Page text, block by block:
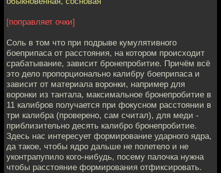
[поправляет очки]
Соль в том что при подрыве кумулятивного
боеприпаса от расстояния, на котором происходит
срабатывание, зависит бронепробитие. Причём всё
это дело пропорционально калибру боеприпаса и
зависит от материала воронки, например для
воронки из тантала, максимальное бронепробитие в
11 калибров получается при фокусном расстоянии в
три калибра (проверено, сам считал), для меди -
приблизительно десять калибро бронепробитие.
Здесь нас интересует формирование ударного ядра,
да такое, чтобы ядро дальше не полетело и не
уконтрапупило кого-нибудь, посему палочка нужна
чтобы расстояние формирования отфиксировать.